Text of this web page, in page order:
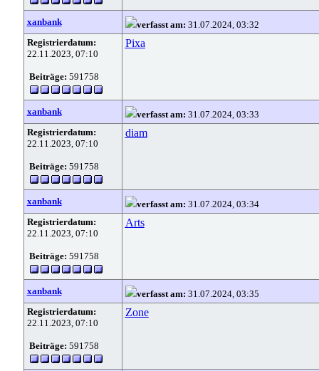
xanbank verfasst am: 31.07.2024, 03:32
Registrierdatum:
22.11.2023, 07:10
Beiträge: 591758
Pixa
xanbank verfasst am: 31.07.2024, 03:33
Registrierdatum:
22.11.2023, 07:10
Beiträge: 591758
diam
xanbank verfasst am: 31.07.2024, 03:34
Registrierdatum:
22.11.2023, 07:10
Beiträge: 591758
Arts
xanbank verfasst am: 31.07.2024, 03:35
Registrierdatum:
22.11.2023, 07:10
Beiträge: 591758
Zone